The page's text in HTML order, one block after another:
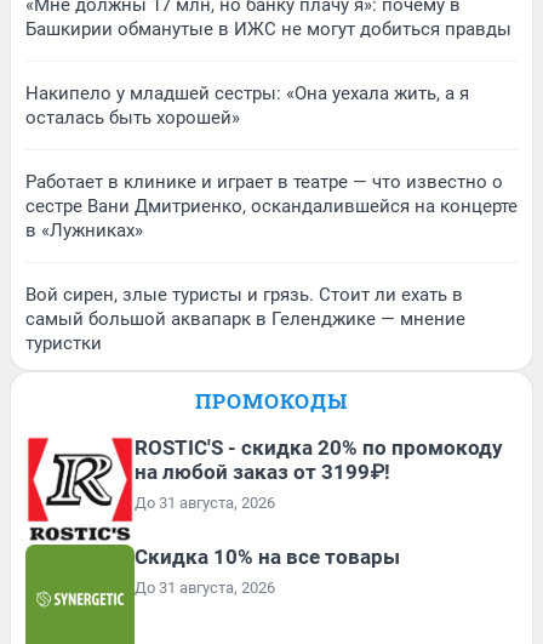
«Мне должны 17 млн, но банку плачу я»: почему в
Башкирии обманутые в ИЖС не могут добиться правды
Накипело у младшей сестры: «Она уехала жить, а я
осталась быть хорошей»
Работает в клинике и играет в театре — что известно о
сестре Вани Дмитриенко, оскандалившейся на концерте
в «Лужниках»
Вой сирен, злые туристы и грязь. Стоит ли ехать в
самый большой аквапарк в Геленджике — мнение
туристки
ПРОМОКОДЫ
ROSTIC'S - скидка 20% по промокоду
на любой заказ от 3199₽!
До 31 августа, 2026
Скидка 10% на все товары
До 31 августа, 2026